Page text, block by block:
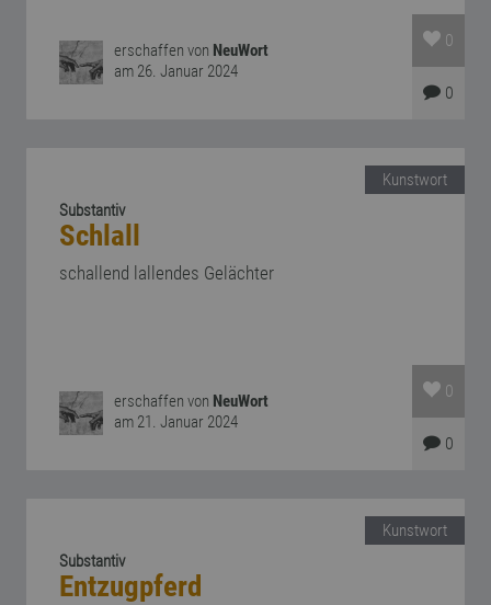
erschaffen von NeuWort
am 26. Januar 2024
0
0
Kunstwort
Substantiv
Schlall
schallend lallendes Gelächter
erschaffen von NeuWort
am 21. Januar 2024
0
0
Kunstwort
Substantiv
Entzugpferd